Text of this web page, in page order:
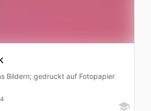
Bildern; gedruckt auf Fotopapier